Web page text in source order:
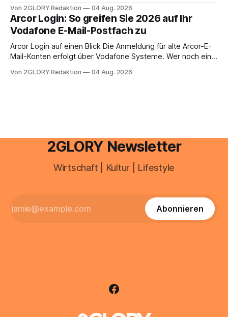
abwesenheiten und die gesamte kommunikation rund um
Ihr personal digital zu organisieren. In diesem Leitfaden
erfahren Sie alles, was Sie für einen reibungslosen Einstieg
brauchen, von der Registrierung
Von 2GLORY Redaktion 04 Aug. 2026
Arcor Login: So greifen Sie 2026 auf Ihr
Vodafone E-Mail-Postfach zu
Arcor Login auf einen Blick Die Anmeldung für alte Arcor-E-
Mail-Konten erfolgt über Vodafone Systeme. Wer noch eine
besitzt, loggt sich heute über das Vodafone E-Mail & Cloud
Von 2GLORY Redaktion 04 Aug. 2026
2GLORY Newsletter
Wirtschaft | Kultur | Lifestyle
Abonnieren